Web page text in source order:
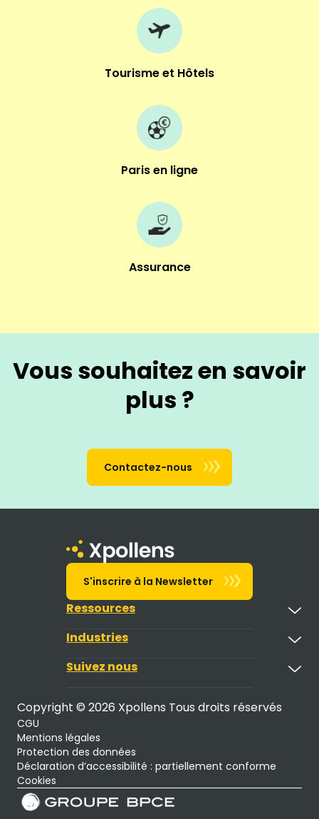
Tourisme et Hôtels
Paris en ligne
Assurance
Vous souhaitez en savoir
plus ?
Contactez-nous
Industries
Ressources
Suivez nous
S'inscrire à la Newsletter
Copyright © 2026 Xpollens Tous droits réservés
CGU
Mentions légales
Protection des données
Déclaration d’accessibilité : partiellement conforme
Cookies